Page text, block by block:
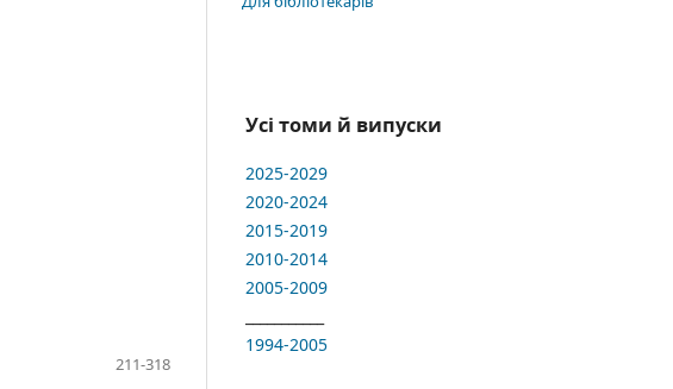
211-318
Усі томи й випуски
2025-2029
2020-2024
2015-2019
2010-2014
2005-2009
1994-2005